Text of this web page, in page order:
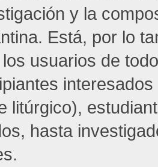
y la
Está, por lo
usuarios de
litúrgico),
hasta